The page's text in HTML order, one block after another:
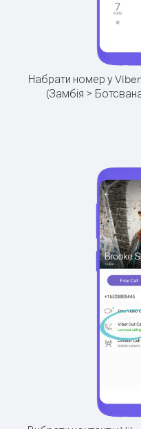
Набрати номер у
(Замбія >